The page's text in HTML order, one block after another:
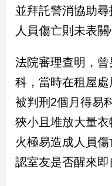
國
際
地
方
新
冠
病
專
區
並拜託警消協助
人員傷亡則未表關
法院審理查明，
科，當時在租屋處
被判刑2個月得易
狹小且堆放大量
火極易造成人員
認室友是否醒來即